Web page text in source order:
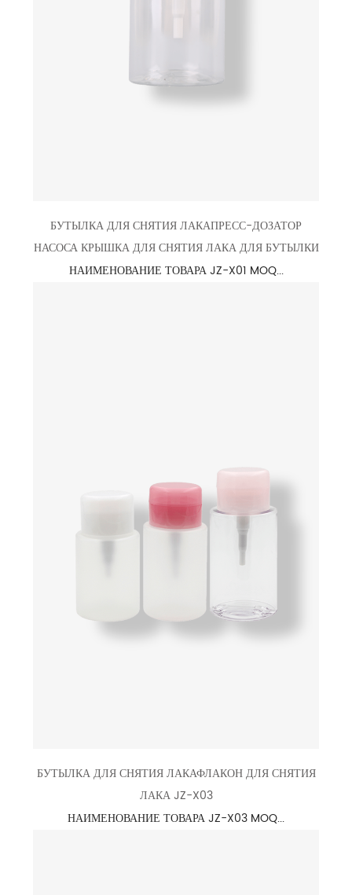
БУТЫЛКА ДЛЯ СНЯТИЯ ЛАКАПРЕСС-ДОЗАТОР
НАСОСА КРЫШКА ДЛЯ СНЯТИЯ ЛАКА ДЛЯ БУТЫЛКИ
НАИМЕНОВАНИЕ ТОВАРА JZ-X01 MOQ...
БУТЫЛКА ДЛЯ СНЯТИЯ ЛАКАФЛАКОН ДЛЯ СНЯТИЯ
ЛАКА JZ-X03
НАИМЕНОВАНИЕ ТОВАРА JZ-X03 MOQ...